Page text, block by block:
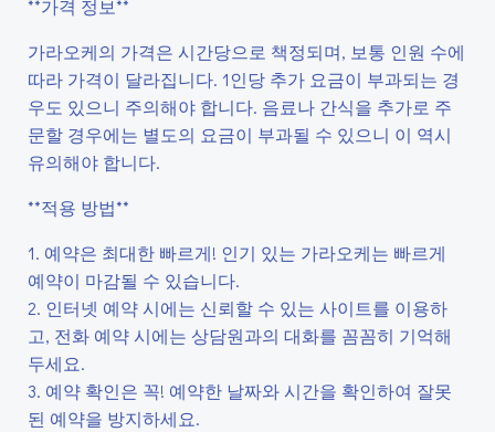
**가격 정보**
가라오케의 가격은 시간당으로 책정되며, 보통 인원 수에
따라 가격이 달라집니다. 1인당 추가 요금이 부과되는 경
우도 있으니 주의해야 합니다. 음료나 간식을 추가로 주
문할 경우에는 별도의 요금이 부과될 수 있으니 이 역시
유의해야 합니다.
**적용 방법**
1. 예약은 최대한 빠르게! 인기 있는 가라오케는 빠르게
예약이 마감될 수 있습니다.
2. 인터넷 예약 시에는 신뢰할 수 있는 사이트를 이용하
고, 전화 예약 시에는 상담원과의 대화를 꼼꼼히 기억해
두세요.
3. 예약 확인은 꼭! 예약한 날짜와 시간을 확인하여 잘못
된 예약을 방지하세요.